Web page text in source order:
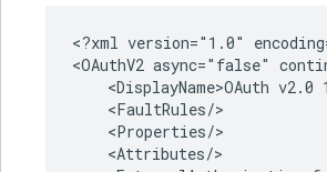
<?xml version="1.0"
<OAuthV2 async="false"
<DisplayName>OAuth v2.0
    <FaultRules/>
    <Properties/>
    <Attributes/>